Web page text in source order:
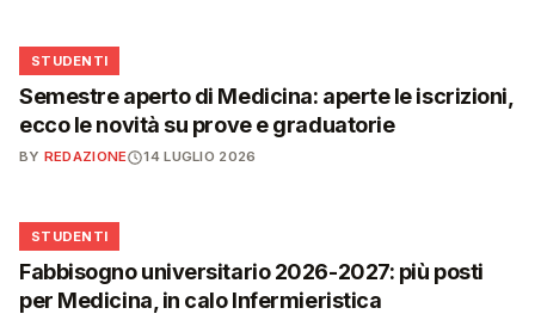
🎓
STUDENTI
Semestre aperto di Medicina: aperte le iscrizioni,
ecco le novità su prove e graduatorie
BY REDAZIONE 14 LUGLIO 2026
🎓
STUDENTI
Fabbisogno universitario 2026-2027: più posti
per Medicina, in calo Infermieristica